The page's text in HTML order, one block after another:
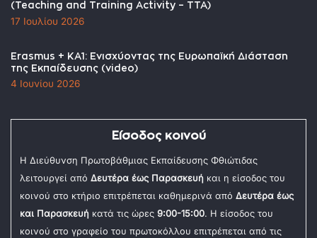
(Teaching and Training Activity – TTA)
17 Ιουλίου 2026
Erasmus + KA1: Ενισχύοντας της Ευρωπαϊκή Διάσταση
της Εκπαίδευσης (video)
4 Ιουνίου 2026
Είσοδος κοινού
Η Διεύθυνση Πρωτοβάθμιας Εκπαίδευσης Φθιώτιδας
λειτουργεί από Δευτέρα έως Παρασκευή και η είσοδος του
κοινού στο κτήριο επιτρέπεται καθημερινά από Δευτέρα έως
και Παρασκευή κατά τις ώρες 9:00-15:00. Η είσοδος του
κοινού στο γραφείο του πρωτοκόλλου επιτρέπεται από τις